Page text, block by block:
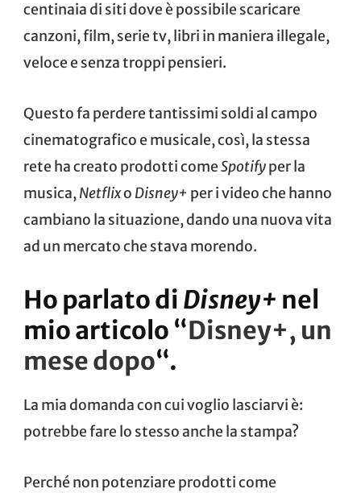
centinaia di siti dove è possibile scaricare
canzoni, film, serie tv, libri in maniera illegale,
veloce e senza troppi pensieri.
Questo fa perdere tantissimi soldi al campo
cinematografico e musicale, così, la stessa
rete ha creato prodotti comeSpotifyper la
musica,Netflixo Disney+ per i video che hanno
cambiano la situazione, dando una nuova vita
ad un mercato che stava morendo.
Ho parlato di Disney+ nel
mio articolo “Disney+, un
mese dopo“.
La mia domanda con cui voglio lasciarvi è:
potrebbe fare lo stesso anche la stampa?
Perché non potenziare prodotti come